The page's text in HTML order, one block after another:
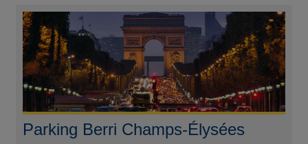
Parking Berri Champs-Élysées